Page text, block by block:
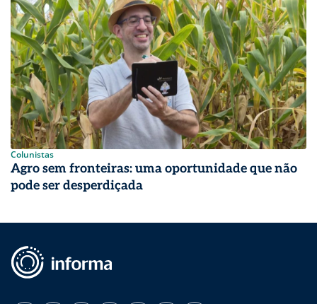
Colunistas
Agro sem fronteiras: uma oportunidade que não
pode ser desperdiçada